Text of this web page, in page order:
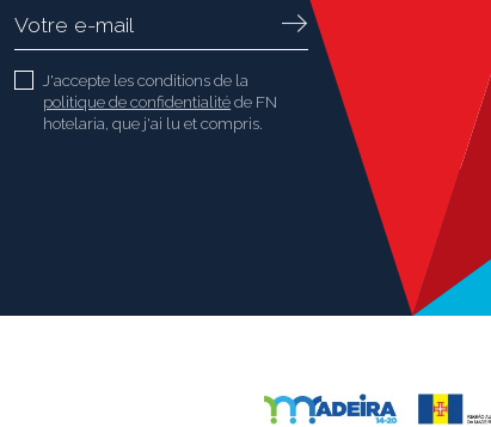
J'accepte les conditions de la
politique de confidentialitéde FN
hotelaria, que j'ai lu et compris.